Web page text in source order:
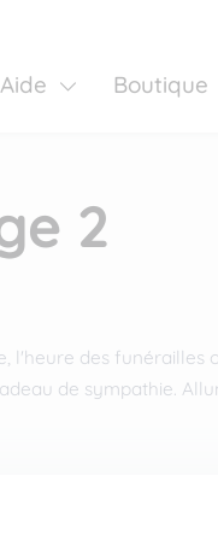
Aide Boutique
2
l'heure des funérailles
de sympathie.